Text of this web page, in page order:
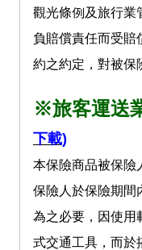
觀光條例及旅行業
負賠償責任而受賠
約之約定，對被保
※旅客運送
下載)
本保險商品被保險
保險人於保險期間
為之必要，因使用
式交通工具，而於